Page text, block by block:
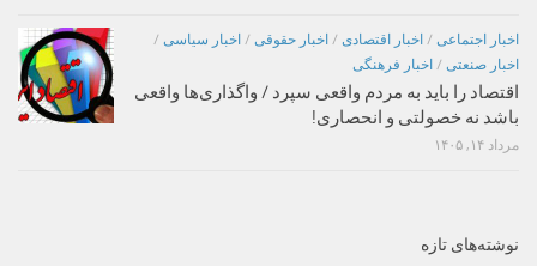
اخبار اجتماعی / اخبار اقتصادی / اخبار حقوقی / اخبار سیاسی /
اخبار صنعتی / اخبار فرهنگی
اقتصاد را باید به مردم واقعی سپرد / واگذاری‌ها واقعی
باشد نه خصولتی و انحصاری!
مرداد ۱۴, ۱۴۰۵
نوشته‌های تازه